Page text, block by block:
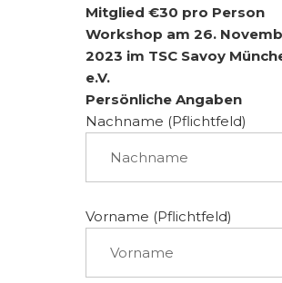
Mitglied €30 pro Person
Workshop am 26.
2023 im TSC Savoy
e.V.
Persönliche Angaben
Nachname (Pflichtfeld)
Vorname (Pflichtfeld)